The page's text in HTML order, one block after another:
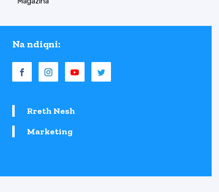
Na ndiqni:
Rreth Nesh
Marketing